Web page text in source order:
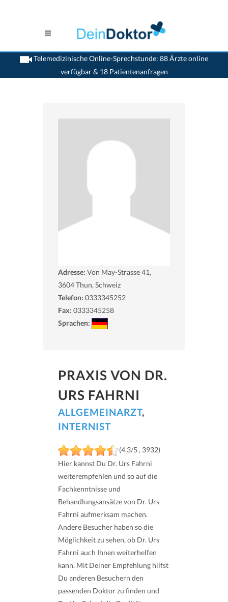
Telemedizinische Online-Sprechstunde: 88 Ärzte online
verfügbar & 18 Patientenanfragen
>Allgemeinaerzte>Thun>Dr. Urs Fahrni>Praxis von Dr. Urs Fahrni
Adresse: Von May-Strasse 41,
3604Thun, Schweiz
Telefon: 0333345252
Fax: 0333345258
Sprachen:
PRAXIS VON DR.
URS FAHRNI
ALLGEMEINARZT,
INTERNIST
(4.3/5 , 3932)
Hier kannst Du Dr. Urs Fahrni
weiterempfehlen und so auf die
Fachkenntnisse und
Behandlungsansätze von Dr. Urs
Fahrni aufmerksam machen.
Andere Besucher haben so die
Möglichkeit zu sehen, ob Dr. Urs
Fahrni auch Ihnen weiterhelfen
kann. Mit Deiner Empfehlung hilfst
Du anderen Besuchern den
passenden Doktor zu finden und